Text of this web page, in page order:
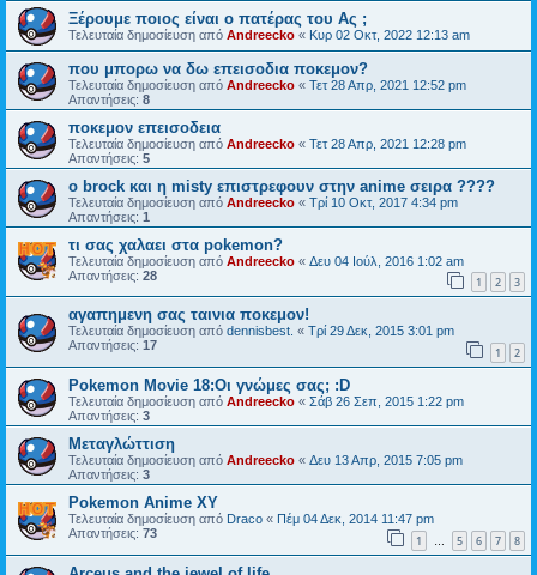
Ξέρουμε ποιος είναι ο πατέρας του Ας ;
Τελευταία δημοσίευση από Andreecko « Κυρ 02 Οκτ, 2022 12:13 am
που μπορω να δω επεισοδια ποκεμον?
Τελευταία δημοσίευση από Andreecko « Τετ 28 Απρ, 2021 12:52 pm
Απαντήσεις: 8
ποκεμον επεισοδεια
Τελευταία δημοσίευση από Andreecko « Τετ 28 Απρ, 2021 12:28 pm
Απαντήσεις: 5
ο brock και η misty επιστρεφουν στην anime σειρα ????
Τελευταία δημοσίευση από Andreecko « Τρί 10 Οκτ, 2017 4:34 pm
Απαντήσεις: 1
τι σας χαλαει στα pokemon?
Τελευταία δημοσίευση από Andreecko « Δευ 04 Ιούλ, 2016 1:02 am
Απαντήσεις: 28 1 2 3
αγαπημενη σας ταινια ποκεμον!
Τελευταία δημοσίευση από dennisbest. « Τρί 29 Δεκ, 2015 3:01 pm
Απαντήσεις: 17 1 2
Pokemon Movie 18:Οι γνώμες σας; :D
Τελευταία δημοσίευση από Andreecko « Σάβ 26 Σεπ, 2015 1:22 pm
Απαντήσεις: 3
Μεταγλώττιση
Τελευταία δημοσίευση από Andreecko « Δευ 13 Απρ, 2015 7:05 pm
Απαντήσεις: 3
Pokemon Anime XY
Τελευταία δημοσίευση από Draco « Πέμ 04 Δεκ, 2014 11:47 pm
Απαντήσεις: 73 1 … 5 6 7 8